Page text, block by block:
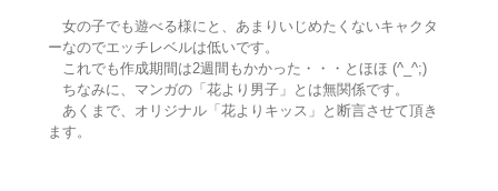
女の子でも遊べる様にと、あまりいじめたくないキャクタ
ーなのでエッチレベルは低いです。
これでも作成期間は2週間もかかった・・・とほほ (^_^;)
ちなみに、マンガの「花より男子」とは無関係です。
あくまで、オリジナル「花よりキッス」と断言させて頂き
ます。